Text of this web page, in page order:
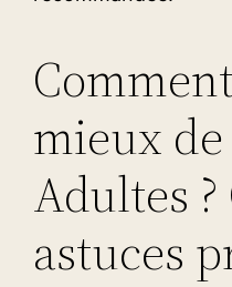
mieux de
Adultes
astuces